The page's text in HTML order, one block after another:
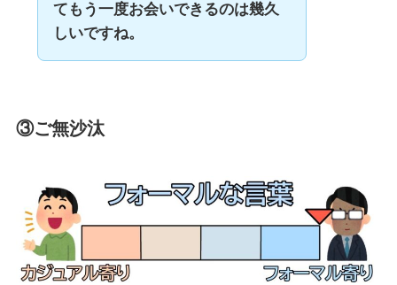
てもう一度お会いできるのは幾久
しいですね。
③ご無沙汰